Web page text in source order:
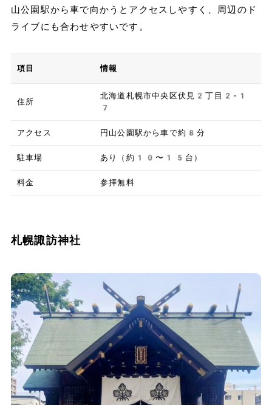
山公園駅から車で向かうとアクセスしやすく、周辺のド
ライブにも合わせやすいです。
項目 情報
住所
北海道札幌市中央区伏見2丁目2-1
7
アクセス 円山公園駅から車で約8分
駐車場 あり（約10〜15台）
料金 参拝無料
札幌諏訪神社